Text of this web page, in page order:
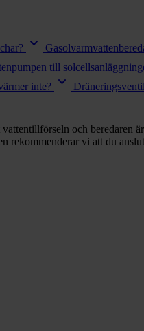
keyboard_arrow_down
till
inte? keyboard_arrow_down
och beredaren
vi att du